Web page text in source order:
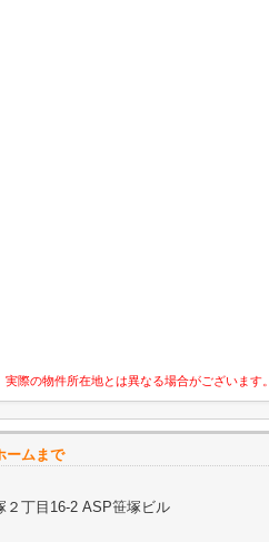
際の物件所在地とは異なる場合がございます。
ームまで
２丁目16-2 ASP笹塚ビル